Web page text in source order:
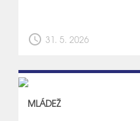
schedule 31. 5. 2026
MLÁDEŽ